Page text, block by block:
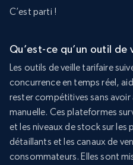
C’est parti !
Qu’est-ce qu’un outil de
Les outils de veille tarifaire
concurrence en temps réel,
rester compétitives sans
manuelle. Ces plateformes
et les niveaux de stock sur les
détaillants et les canaux de
consommateurs. Elles sont